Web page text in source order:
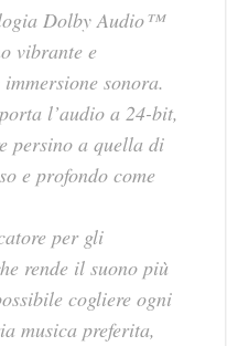
Dolby Audio™
vibrante e
sonora.
l’audio a 24-bit,
persino a quella di
e profondo come
per gli
rende il suono più
cogliere ogni
musica preferita,